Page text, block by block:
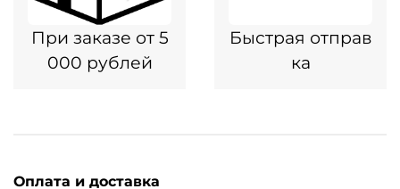
При заказе от 5
000 рублей
Быстрая отправ
ка
Оплата и доставка